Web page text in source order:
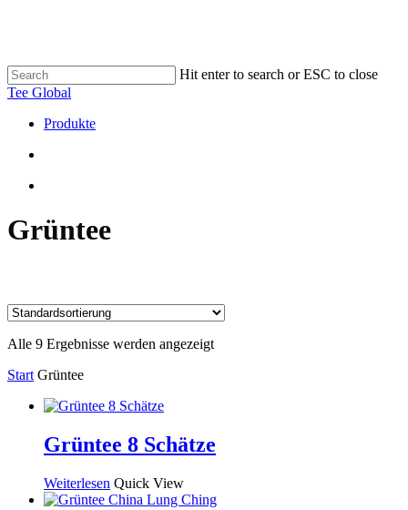
content
Hit enter to search or ESC to close
Close
Tee Global
search
Menu
Produkte
Grüntee
Alle 9 Ergebnisse werden angezeigt
Start Grüntee
Grüntee 8 Schätze
Weiterlesen Quick View